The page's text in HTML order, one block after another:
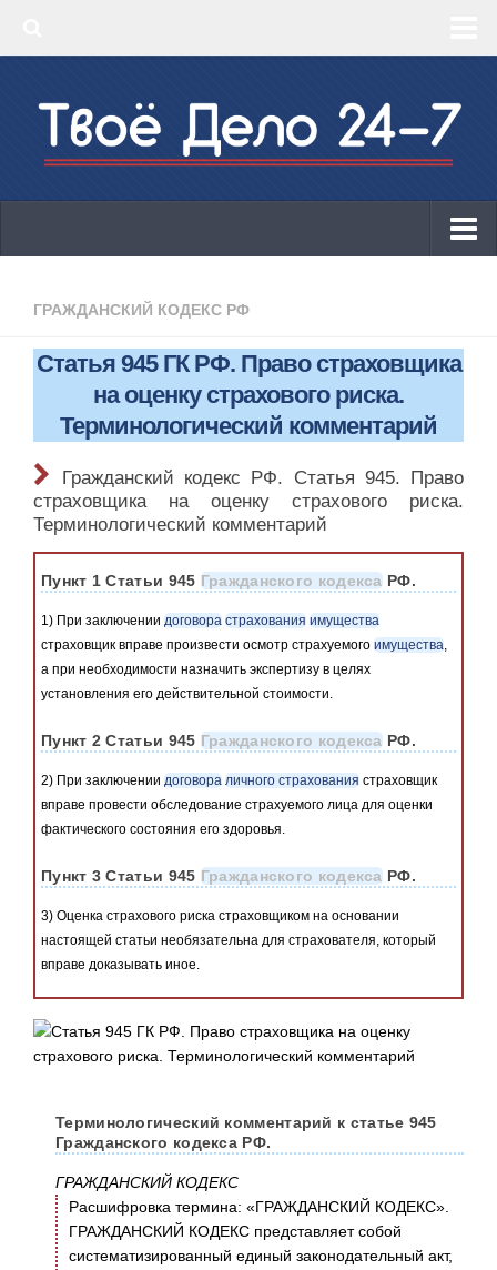
‣ КБК 2019
КБК 2019
ОКВЭД 2019
Онлайн-кассы 2019: 54-ФЗ!
Законодательство
ГРАЖДАНСКИЙ КОДЕКС РФ
Статья 945 ГК РФ. Право страховщика
на оценку страхового риска.
Терминологический комментарий
Гражданский кодекс РФ. Статья 945. Право
страховщика на оценку страхового риска.
Терминологический комментарий
Пункт 1 Статьи 945 Гражданского кодекса РФ.
1) При заключении договора страхования имущества
страховщик вправе произвести осмотр страхуемого имущества,
а при необходимости назначить экспертизу в целях
установления его действительной стоимости.
Пункт 2 Статьи 945 Гражданского кодекса РФ.
2) При заключении договора личного страхования страховщик
вправе провести обследование страхуемого лица для оценки
фактического состояния его здоровья.
Пункт 3 Статьи 945 Гражданского кодекса РФ.
3) Оценка страхового риска страховщиком на основании
настоящей статьи необязательна для страхователя, который
вправе доказывать иное.
Терминологический комментарий к статье 945
Гражданского кодекса РФ.
ГРАЖДАНСКИЙ КОДЕКС
Расшифровка термина: «ГРАЖДАНСКИЙ КОДЕКС».
ГРАЖДАНСКИЙ КОДЕКС представляет собой
систематизированный единый законодательный акт,